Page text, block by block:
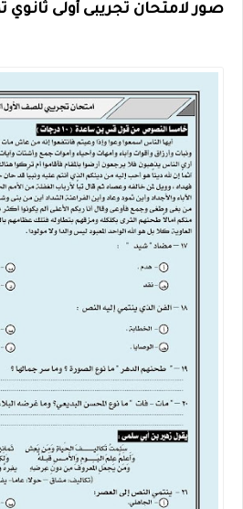
صور لامتحان تجريبى أولى ثانوي